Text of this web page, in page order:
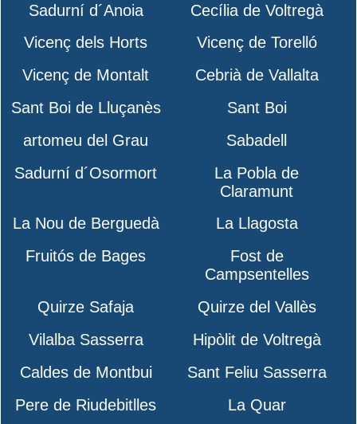
Sadurní d´Anoia
Cecília de Voltregà
Vicenç dels Horts
Vicenç de Torelló
Vicenç de Montalt
Cebrià de Vallalta
Sant Boi de Lluçanès
Sant Boi
artomeu del Grau
Sabadell
Sadurní d´Osormort
La Pobla de
Claramunt
La Nou de Berguedà
La Llagosta
Fruitós de Bages
Fost de
Campsentelles
Quirze Safaja
Quirze del Vallès
Vilalba Sasserra
Hipòlit de Voltregà
Caldes de Montbui
Sant Feliu Sasserra
Pere de Riudebitlles
La Quar